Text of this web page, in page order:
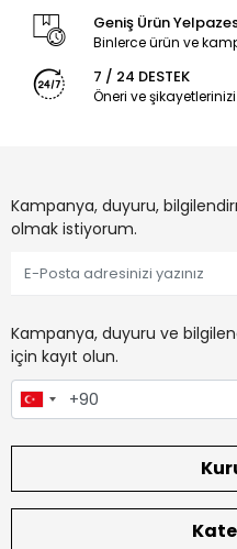
Geniş Ürün
Binlerce ürün ve
7 / 24 DESTEK
Öneri ve
Kampanya, duyuru,
olmak istiyorum.
Kampanya, duyuru ve
için kayıt olun.